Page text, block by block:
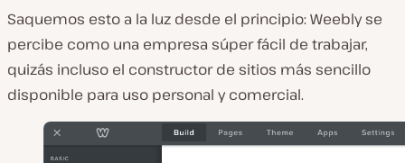
Saquemos esto a la luz desde el principio: Weebly se
percibe como una empresa súper fácil de trabajar,
quizás incluso el constructor de sitios más sencillo
disponible para uso personal y comercial.